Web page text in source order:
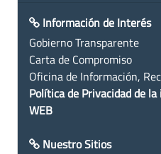
Información de Interés
Gobierno Transparente
Carta de Compromiso
Oficina de Información,
Política de Privacidad de
WEB
Nuestro Sitios